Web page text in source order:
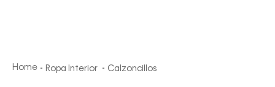
Ropa Interior Calzoncillos